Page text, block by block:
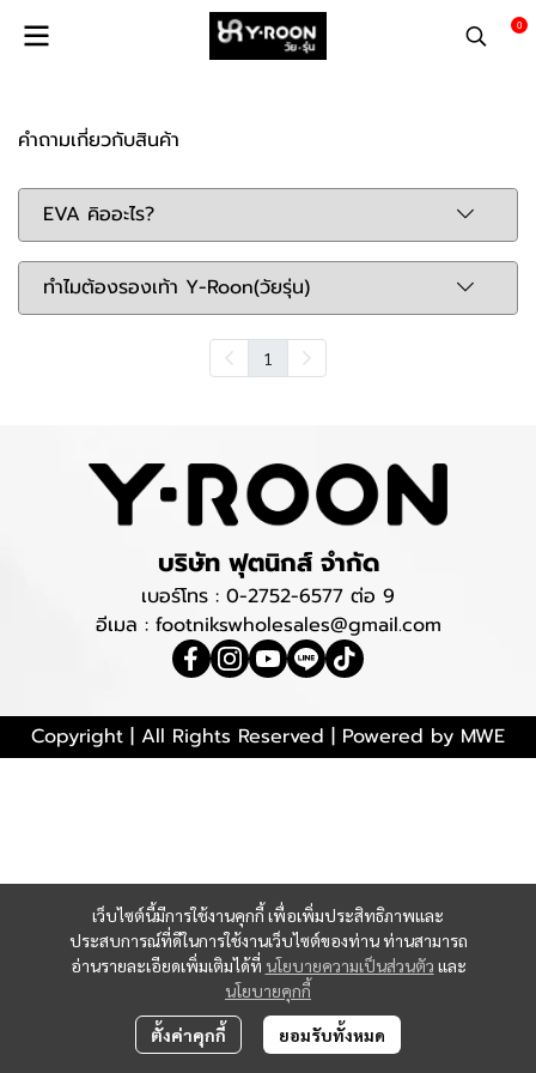
0
คำถามเกี่ยวกับสินค้า
EVA คิออะไร?
ทำไมต้องรองเท้า Y-Roon(วัยรุ่น)
1
เว็บไซต์นี้มีการใช้งานคุกกี้ เพื่อเพิ่มประสิทธิภาพและ
ประสบการณ์ที่ดีในการใช้งานเว็บไซต์ของท่าน ท่านสามารถ
อ่านรายละเอียดเพิ่มเติมได้ที่ นโยบายความเป็นส่วนตัว และ
นโยบายคุกกี้
ตั้งค่าคุกกี้ ยอมรับทั้งหมด
บริษัท ฟุตนิกส์ จำกัด
เบอร์โทร : 0-2752-6577 ต่อ 9
อีเมล : footnikswholesales@gmail.com
Copyright | All Rights Reserved | Powered by MWE